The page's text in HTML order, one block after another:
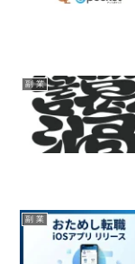
副 業
副 業